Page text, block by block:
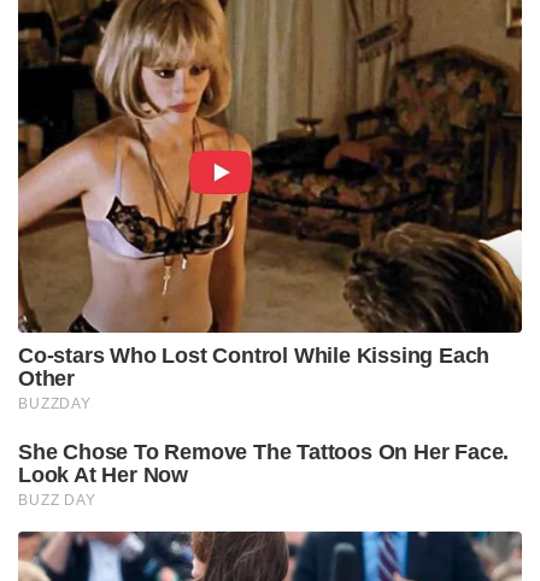
Co-stars Who Lost Control While Kissing Each
Other
BUZZDAY
She Chose To Remove The Tattoos On Her Face.
Look At Her Now
BUZZ DAY